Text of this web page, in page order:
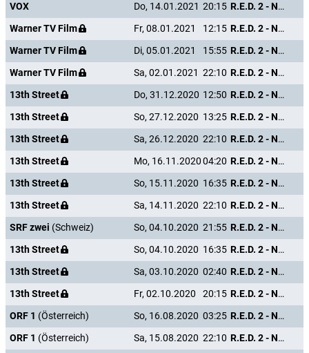
VOX
Do, 14.01.2021 20:15
R.E.D. 2 - Noch Älter. Härter. Besser.
Warner TV Film
Fr, 08.01.2021 12:15
R.E.D. 2 - Noch Älter. Härter. Besser.
Warner TV Film
Di, 05.01.2021 15:55
R.E.D. 2 - Noch Älter. Härter. Besser.
Warner TV Film
Sa, 02.01.2021 22:10
R.E.D. 2 - Noch Älter. Härter. Besser.
13th Street
Do, 31.12.2020 12:50
R.E.D. 2 - Noch Älter. Härter. Besser.
13th Street
So, 27.12.2020 13:25
R.E.D. 2 - Noch Älter. Härter. Besser.
13th Street
Sa, 26.12.2020 22:10
R.E.D. 2 - Noch Älter. Härter. Besser.
13th Street
Mo, 16.11.202004:20
R.E.D. 2 - Noch Älter. Härter. Besser.
13th Street
So, 15.11.2020 16:35
R.E.D. 2 - Noch Älter. Härter. Besser.
13th Street
Sa, 14.11.2020 22:10
R.E.D. 2 - Noch Älter. Härter. Besser.
SRF zwei (Schweiz) So, 04.10.2020 21:55
R.E.D. 2 - Noch Älter. Härter. Besser.
13th Street
So, 04.10.2020 16:35
R.E.D. 2 - Noch Älter. Härter. Besser.
13th Street
Sa, 03.10.2020 02:40
R.E.D. 2 - Noch Älter. Härter. Besser.
13th Street
Fr, 02.10.2020 20:15
R.E.D. 2 - Noch Älter. Härter. Besser.
ORF 1 (Österreich) So, 16.08.2020 03:25
R.E.D. 2 - Noch Älter. Härter. Besser.
ORF 1 (Österreich) Sa, 15.08.2020 22:10
R.E.D. 2 - Noch Älter. Härter. Besser.